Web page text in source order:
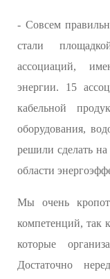
- Совсем
стали
ассоциаций,
энергии. 15
кабельной
оборудования,
решили сделать
области
Мы очень
компетенций, так
которые
Достаточно